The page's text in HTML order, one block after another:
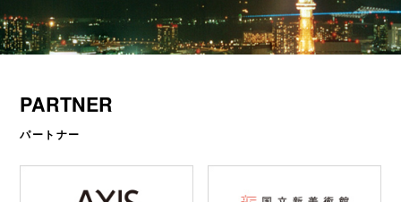
PARTNER
パートナー